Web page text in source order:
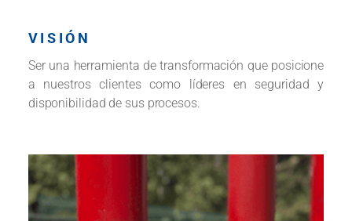
VISIÓN
Ser una herramienta de transformación que posicione
a nuestros clientes como líderes en seguridad y
disponibilidad de sus procesos.